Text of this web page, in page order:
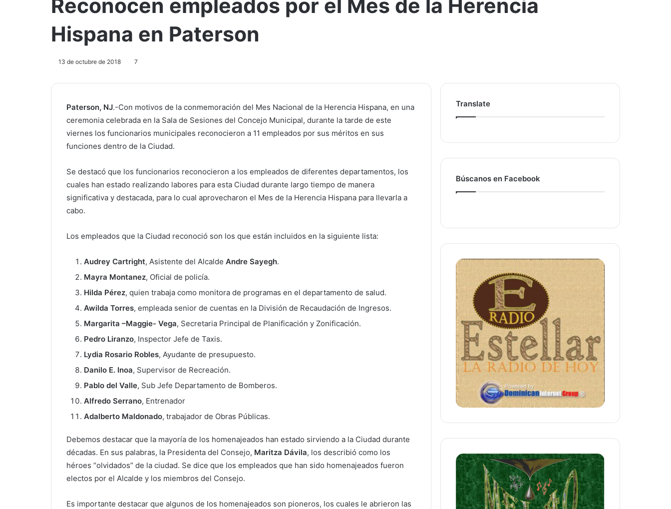
Reconocen empleados por el Mes de la Herencia
Hispana en Paterson
13 de octubre de 2018 7
Paterson, NJ.-Con motivos de la conmemoración del Mes Nacional de la Herencia Hispana, en una
ceremonia celebrada en la Sala de Sesiones del Concejo Municipal, durante la tarde de este
viernes los funcionarios municipales reconocieron a 11 empleados por sus méritos en sus
funciones dentro de la Ciudad.
Se destacó que los funcionarios reconocieron a los empleados de diferentes departamentos, los
cuales han estado realizando labores para esta Ciudad durante largo tiempo de manera
significativa y destacada, para lo cual aprovecharon el Mes de la Herencia Hispana para llevarla a
cabo.
Los empleados que la Ciudad reconoció son los que están incluidos en la siguiente lista:
Audrey Cartright, Asistente del Alcalde Andre Sayegh.
Mayra Montanez, Oficial de policía.
Hilda Pérez, quien trabaja como monitora de programas en el departamento de salud.
Awilda Torres, empleada senior de cuentas en la División de Recaudación de Ingresos.
Margarita –Maggie- Vega, Secretaria Principal de Planificación y Zonificación.
Pedro Liranzo, Inspector Jefe de Taxis.
Lydia Rosario Robles, Ayudante de presupuesto.
Danilo E. Inoa, Supervisor de Recreación.
Pablo del Valle, Sub Jefe Departamento de Bomberos.
Alfredo Serrano, Entrenador
Adalberto Maldonado, trabajador de Obras Públicas.
Debemos destacar que la mayoría de los homenajeados han estado sirviendo a la Ciudad durante
décadas. En sus palabras, la Presidenta del Consejo, Maritza Dávila, los describió como los
héroes “olvidados” de la ciudad. Se dice que los empleados que han sido homenajeados fueron
electos por el Alcalde y los miembros del Consejo.
Es importante destacar que algunos de los homenajeados son pioneros, los cuales le abrieron las
Translate
Búscanos en Facebook